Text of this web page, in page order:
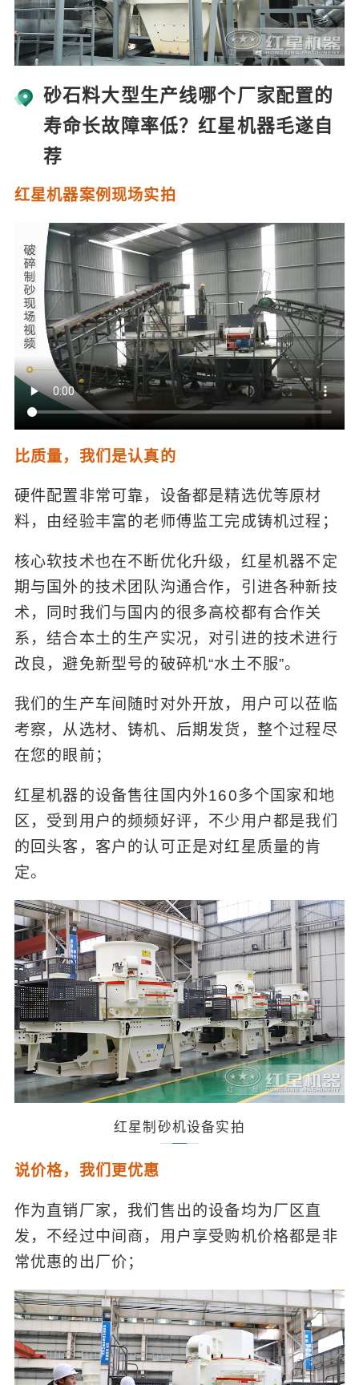
砂石料大型生产线哪个厂家配置的
寿命长故障率低？红星机器毛遂自
荐
红星机器案例现场实拍
比质量，我们是认真的
硬件配置非常可靠，设备都是精选优等原材
料，由经验丰富的老师傅监工完成铸机过程；
核心软技术也在不断优化升级，红星机器不定
期与国外的技术团队沟通合作，引进各种新技
术，同时我们与国内的很多高校都有合作关
系，结合本土的生产实况，对引进的技术进行
改良，避免新型号的破碎机“水土不服”。
我们的生产车间随时对外开放，用户可以莅临
考察，从选材、铸机、后期发货，整个过程尽
在您的眼前；
红星机器的设备售往国内外160多个国家和地
区，受到用户的频频好评，不少用户都是我们
的回头客，客户的认可正是对红星质量的肯
定。
红星制砂机设备实拍
说价格，我们更优惠
作为直销厂家，我们售出的设备均为厂区直
发，不经过中间商，用户享受购机价格都是非
常优惠的出厂价；